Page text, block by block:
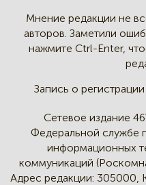
Мнение редакции не
авторов. Заметили
нажмите Ctrl-Enter,
Запись о
Сетевое издание
Федеральной службе
информационных
коммуникаций
Адрес редакции: 305000,